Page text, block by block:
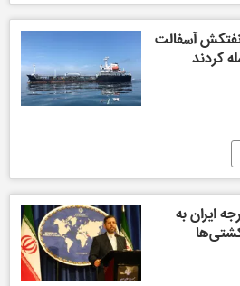
آسفالت
کردند
ایران به